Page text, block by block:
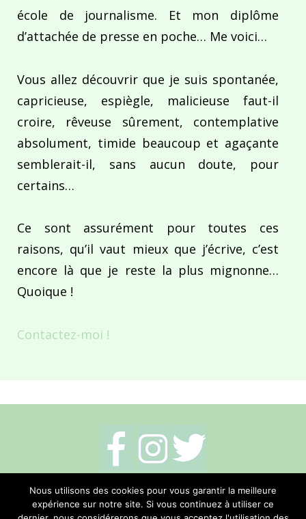
école de journalisme. Et mon diplôme
d’attachée de presse en poche… Me voici…
Vous allez découvrir que je suis spontanée,
capricieuse, espiègle, malicieuse faut-il
croire, rêveuse sûrement, contemplative
absolument, timide beaucoup et agaçante
semblerait-il, sans aucun doute, pour
certains…
Ce sont assurément pour toutes ces
raisons, qu’il vaut mieux que j’écrive, c’est
encore là que je reste la plus mignonne…
Quoique !
Contactez-moi !
Mentions légales- Politique de cookies-
Me contacter
Nous utilisons des cookies pour vous garantir la meilleure
expérience sur notre site. Si vous continuez à utiliser ce